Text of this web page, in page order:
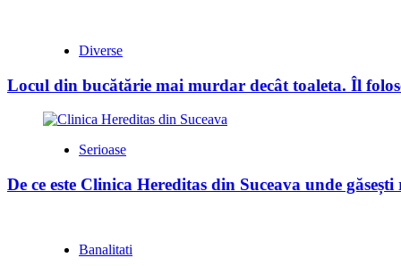
Diverse
Locul din bucătărie mai murdar decât toaleta. Îl
Serioase
De ce este Clinica Hereditas din Suceava unde
Banalitati